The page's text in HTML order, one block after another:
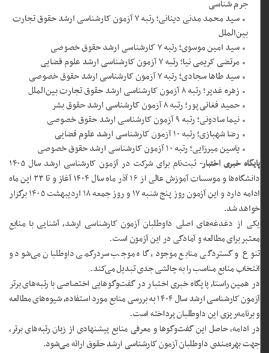
جرم شناسی
سید محمد مدنی دینانی؛ رتبه ۷ آزمون کارشناسی ارشد حقوق تجارت
بین‌الملل
سید امین موسوی؛ رتبه ۷ کارشناسی ارشد حقوق خصوصی
مرتضی کریمی نیا؛ رتبه ۷ آزمون کارشناسی ارشد علوم قضایی
سید طاها سجادی؛ رتبه ۷ آزمون کارشناسی ارشد حقوق خصوصی
زهره غدیر؛ رتبه ۸ آزمون کارشناسی ارشد حقوق تجارت بین‌الملل
حمید فغانی‌پور؛ رتبه ۸ آزمون کارشناسی ارشد حقوق بشر
نیما سادونی؛ رتبه ۹ آزمون کارشناسی ارشد حقوق خصوصی
رضا شهبازی؛ رتبه ۱۰ آزمون کارشناسی ارشد علوم قضایی
یاسین میرزایی؛ رتبه ۱۰ آزمون کارشناسی ارشد حقوق خصوصی
پایگاه خبری اختبار-
ثبت‌نام برای شرکت در آزمون کارشناسی ارشد سال ۱۴۰۵
دانشگاه‌ها و موسسات آموزش عالی از ۱۶ آذر ماه سال ۱۴۰۴ آغاز و تا ۲۳ این ماه
ادامه دارد و این آزمون روز پنج شنبه ۱۷ و روز جمعه ۱۸ اردیبهشت ۱۴۰۵ برگزار
خواهد شد.
یکی از دغدغه‌های اصلی داوطلبان آزمون کارشناسی ارشد، آشنایی با منابع
معتبر برای مطالعه و آمادگی در این آزمون است.
تنوع و گستردگی منابع موجود، گاه موجب سردرگمی داوطلبان می‌شود و
انتخاب منابع مناسب را به چالشی جدی تبدیل می‌کند.
در همین راستا، پایگاه خبری اختبار در گفت‌وگوهایی اختصاصی با رتبه‌های برتر
آزمون کارشناسی ارشد سال ۱۴۰۴ به بررسی منابع مورد استفاده، شیوه‌های مطالعه
و برنامه‌ریزی این داوطلبان پرداخته است.
در ادامه، حاصل این گفت‌وگوها و معرفی منابع پیشنهادی از زبان رتبه‌های برتر،
جهت بهره‌مندی داوطلبان آزمون کارشناسی ارشد حقوق ارائه می‌شود.